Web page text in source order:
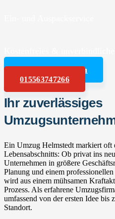
Angebot anfordern
015563747266
Ihr zuverlässiges
Ein Umzug Helmstedt markiert oft
Lebensabschnitts: Ob privat ins
Unternehmen in größere
Planung und einem
wird aus einem mühsamen
Prozess. Als erfahrene
umfassend von der ersten Idee bis
Standort.